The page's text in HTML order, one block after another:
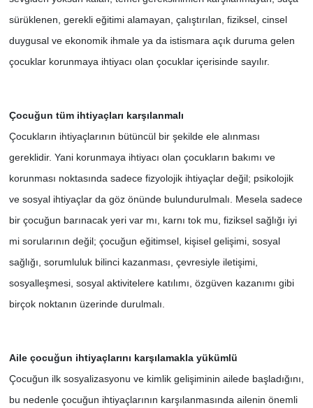
sürüklenen, gerekli eğitimi alamayan, çalıştırılan, fiziksel, cinsel
duygusal ve ekonomik ihmale ya da istismara açık duruma gelen
çocuklar korunmaya ihtiyacı olan çocuklar içerisinde sayılır.
Çocuğun tüm ihtiyaçları karşılanmalı
Çocukların ihtiyaçlarının bütüncül bir şekilde ele alınması
gereklidir. Yani korunmaya ihtiyacı olan çocukların bakımı ve
korunması noktasında sadece fizyolojik ihtiyaçlar değil; psikolojik
ve sosyal ihtiyaçlar da göz önünde bulundurulmalı. Mesela sadece
bir çocuğun barınacak yeri var mı, karnı tok mu, fiziksel sağlığı iyi
mi sorularının değil; çocuğun eğitimsel, kişisel gelişimi, sosyal
sağlığı, sorumluluk bilinci kazanması, çevresiyle iletişimi,
sosyalleşmesi, sosyal aktivitelere katılımı, özgüven kazanımı gibi
birçok noktanın üzerinde durulmalı.
Aile çocuğun ihtiyaçlarını karşılamakla yükümlü
Çocuğun ilk sosyalizasyonu ve kimlik gelişiminin ailede başladığını,
bu nedenle çocuğun ihtiyaçlarının karşılanmasında ailenin önemli